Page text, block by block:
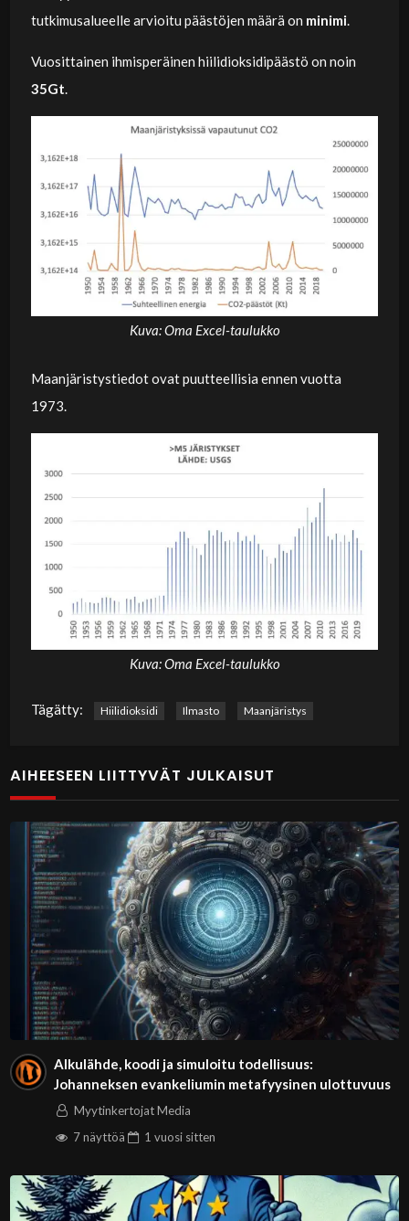
tutkimusalueelle arvioitu päästöjen määrä on minimi.
Vuosittainen ihmisperäinen hiilidioksidipäästö on noin
35Gt.
Kuva: Oma Excel-taulukko
Maanjäristystiedot ovat puutteellisia ennen vuotta
1973.
Kuva: Oma Excel-taulukko
Tägätty: Hiilidioksidi Ilmasto Maanjäristys
AIHEESEEN LIITTYVÄT JULKAISUT
Alkulähde, koodi ja simuloitu todellisuus:
Johanneksen evankeliumin metafyysinen ulottuvuus
Myytinkertojat Media
7 näyttöä
1 vuosi sitten